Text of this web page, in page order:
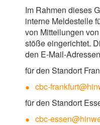
Im Rah­men die­ses
interne Mel­de­stelle
von Mit­tei­lun­gen
stöße ein­ge­rich­tet.
den E-​​Mail-​​
für den Stand­ort
cbc-
für den Stand­ort
cbc-